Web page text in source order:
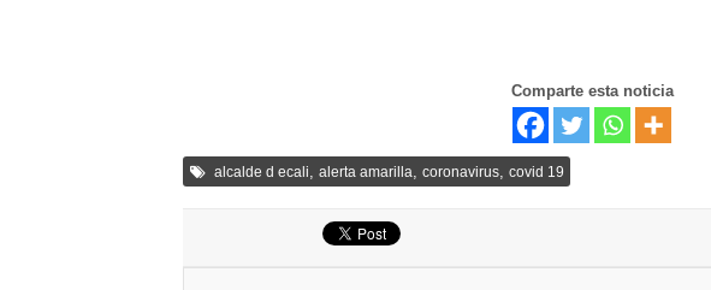
Comparte esta noticia
alcalde d ecali, alerta amarilla, coronavirus, covid 19